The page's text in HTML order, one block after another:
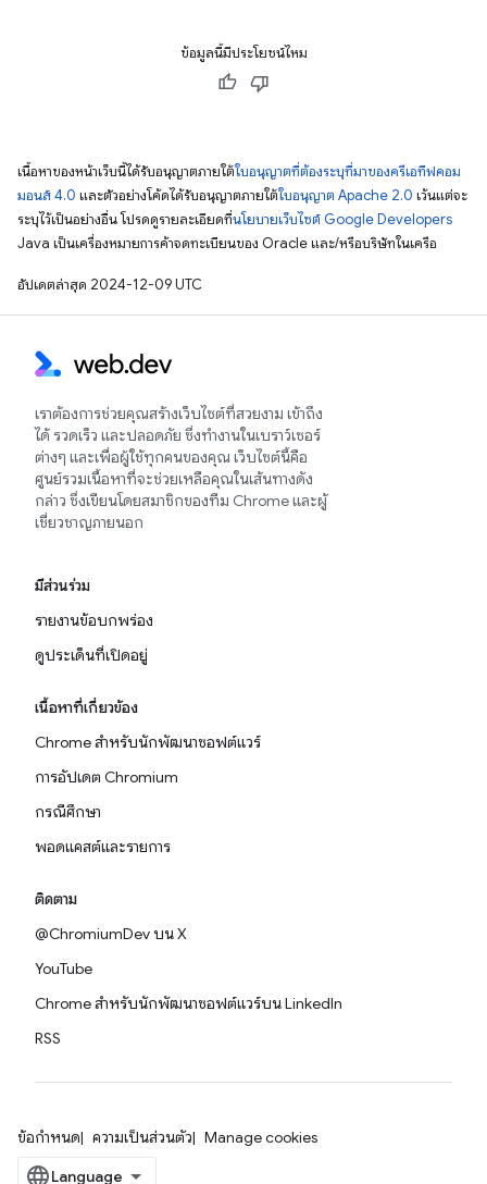
ข้อมูลนี้มีประโยชน์ไหม
เนื้อหาของหน้าเว็บนี้ได้รับอนุญาตภายใต้ใบอนุญาตที่ต้องระบุที่มาของครีเอทีฟคอม
มอนส์ 4.0 และตัวอย่างโค้ดได้รับอนุญาตภายใต้ใบอนุญาต Apache 2.0 เว้นแต่จะ
ระบุไว้เป็นอย่างอื่น โปรดดูรายละเอียดที่นโยบายเว็บไซต์ Google Developers
Java เป็นเครื่องหมายการค้าจดทะเบียนของ Oracle และ/หรือบริษัทในเครือ
อัปเดตล่าสุด 2024-12-09 UTC
เราต้องการช่วยคุณสร้างเว็บไซต์ที่สวยงาม เข้าถึง
ได้ รวดเร็ว และปลอดภัย ซึ่งทำงานในเบราว์เซอร์
ต่างๆ และเพื่อผู้ใช้ทุกคนของคุณ เว็บไซต์นี้คือ
ศูนย์รวมเนื้อหาที่จะช่วยเหลือคุณในเส้นทางดัง
กล่าว ซึ่งเขียนโดยสมาชิกของทีม Chrome และผู้
เชี่ยวชาญภายนอก
มีส่วนร่วม
รายงานข้อบกพร่อง
ดูประเด็นที่เปิดอยู่
เนื้อหาที่เกี่ยวข้อง
Chrome สำหรับนักพัฒนาซอฟต์แวร์
การอัปเดต Chromium
กรณีศึกษา
พอดแคสต์และรายการ
ติดตาม
@ChromiumDev บน X
YouTube
Chrome สำหรับนักพัฒนาซอฟต์แวร์บน LinkedIn
RSS
ข้อกำหนด ความเป็นส่วนตัว Manage cookies